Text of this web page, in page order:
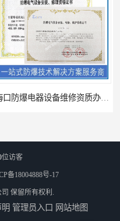
位访客
备18004888号-17
保留所有权利.
管理员入口 网站地图